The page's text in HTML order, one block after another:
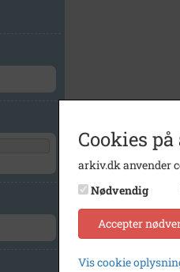
Cookies
arkiv.dk anvender
Nødvendig
Accepter
Vis cookie